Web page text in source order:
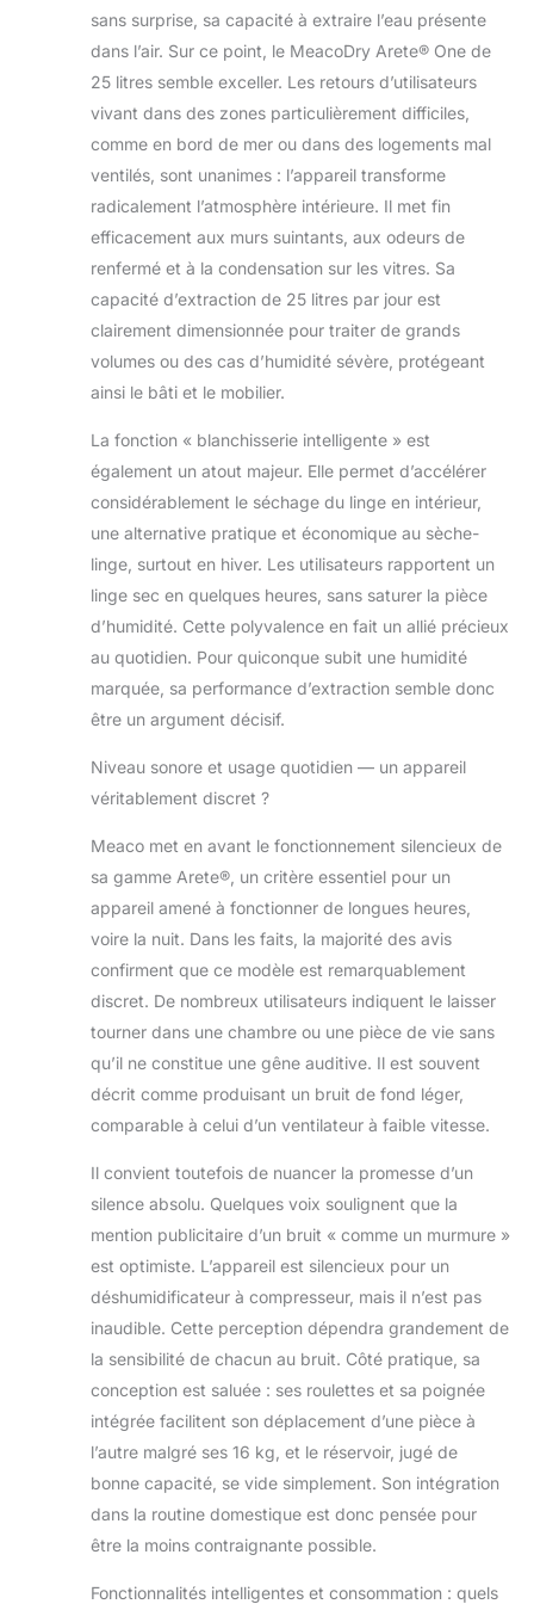
économe en énergie de Maeco.
Avec un bourdonnement doux à
seulement 40 dB, ce modèle est
norme de l'industrie. Économies
d'énergie : le déshumidificateur
économe en énergie a une faible
consommation d'énergie et une
ce qui le rend rentable et pratique
pour un usage quotidien pour
traiter la condensation, la
moisissure et l'humidité dans les
caravanes de taille normale. Faible
coût énergétique de 5 cents/heure
Design intelligent : le
déshumidificateur Arete One à
économie d'énergie a d'excellentes
caractéristiques qui le distinguent, y
compris le mode blanchisserie
intelligent, le mode nuit, le mode
d'humidité intelligent, les roulettes
cachées et un réservoir d'eau à
chargement frontal de 4,8 L. Le
déshumidificateur domestique à
être livré avec une garantie de cinq
sans surprise, sa capacité à extraire l’eau présente
dans l’air. Sur ce point, le MeacoDry Arete® One de
25 litres semble exceller. Les retours d’utilisateurs
vivant dans des zones particulièrement difficiles,
comme en bord de mer ou dans des logements mal
ventilés, sont unanimes : l’appareil transforme
radicalement l’atmosphère intérieure. Il met fin
efficacement aux murs suintants, aux odeurs de
renfermé et à la condensation sur les vitres. Sa
capacité d’extraction de 25 litres par jour est
clairement dimensionnée pour traiter de grands
volumes ou des cas d’humidité sévère, protégeant
ainsi le bâti et le mobilier.
La fonction « blanchisserie intelligente » est
également un atout majeur. Elle permet d’accélérer
considérablement le séchage du linge en intérieur,
une alternative pratique et économique au sèche-
linge, surtout en hiver. Les utilisateurs rapportent un
linge sec en quelques heures, sans saturer la pièce
d’humidité. Cette polyvalence en fait un allié précieux
au quotidien. Pour quiconque subit une humidité
marquée, sa performance d’extraction semble donc
être un argument décisif.
Niveau sonore et usage quotidien — un appareil
véritablement discret ?
Meaco met en avant le fonctionnement silencieux de
sa gamme Arete®, un critère essentiel pour un
appareil amené à fonctionner de longues heures,
voire la nuit. Dans les faits, la majorité des avis
confirment que ce modèle est remarquablement
discret. De nombreux utilisateurs indiquent le laisser
tourner dans une chambre ou une pièce de vie sans
qu’il ne constitue une gêne auditive. Il est souvent
décrit comme produisant un bruit de fond léger,
comparable à celui d’un ventilateur à faible vitesse.
Il convient toutefois de nuancer la promesse d’un
silence absolu. Quelques voix soulignent que la
mention publicitaire d’un bruit « comme un murmure »
est optimiste. L’appareil est silencieux pour un
déshumidificateur à compresseur, mais il n’est pas
inaudible. Cette perception dépendra grandement de
la sensibilité de chacun au bruit. Côté pratique, sa
conception est saluée : ses roulettes et sa poignée
intégrée facilitent son déplacement d’une pièce à
l’autre malgré ses 16 kg, et le réservoir, jugé de
bonne capacité, se vide simplement. Son intégration
dans la routine domestique est donc pensée pour
être la moins contraignante possible.
Fonctionnalités intelligentes et consommation : quels